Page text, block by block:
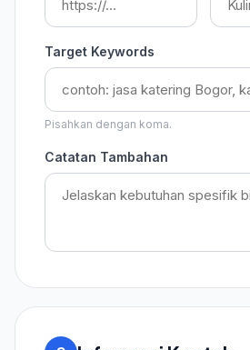
Target Keywords
Pisahkan dengan koma.
Catatan Tambahan